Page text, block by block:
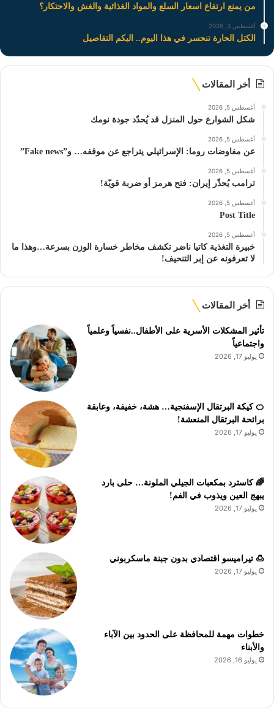
من يمنع ارتفاع اسعار السلع والمواد الغذائية والغش والاحتكار؟
أغسطس 3, 2026
الكتل الحارة تنحسر في هذا اليوم.. اليكم التفاصيل
أخر المقالات
أغسطس 5, 2026
شكل الشوارع حول المنزل قد يُحدّد جودة نومك
أغسطس 5, 2026
عن مفاوضات روما: الإسرائيلي يتراجع عن موقفه… و”Fake news”
أغسطس 5, 2026
ترامب يُحذّر إيران: فتح هرمز أو ضربة قويّة!
أغسطس 5, 2026
Post Title
أغسطس 5, 2026
خبيرة التغذية كاتيا ناضر تكشف مخاطر خسارة الوزن بسرعة…وهذا ما
لا تعرفونه عن إبر التنحيف!
أخر المقالات
تأثير المشكلات الأسرية على الأطفال..نفسياً وعلمياً
واجتماعياً
يوليو 17, 2026
🍊 كيكة البرتقال الإسفنجية… هشة، خفيفة، وعابقة
برائحة البرتقال المنعشة!
يوليو 17, 2026
🌈 كاسترد بمكعبات الجيلي الملونة… حلى بارد
يبهج العين ويذوب في الفم!
يوليو 17, 2026
🍮 تيراميسو اقتصادي بدون جبنة ماسكربوني
يوليو 17, 2026
خطوات مهمة للمحافظة على الحدود بين الآباء
والأبناء
يوليو 16, 2026